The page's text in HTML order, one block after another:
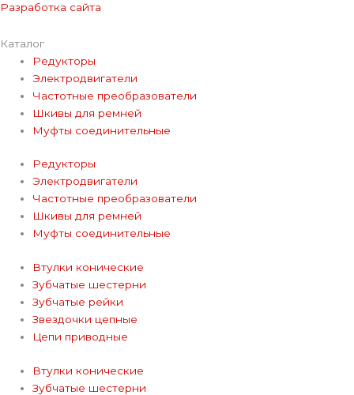
Разработка сайта
Каталог
Редукторы
Электродвигатели
Частотные преобразователи
Шкивы для ремней
Муфты соединительные
Редукторы
Электродвигатели
Частотные преобразователи
Шкивы для ремней
Муфты соединительные
Втулки конические
Зубчатые шестерни
Зубчатые рейки
Звездочки цепные
Цепи приводные
Втулки конические
Зубчатые шестерни